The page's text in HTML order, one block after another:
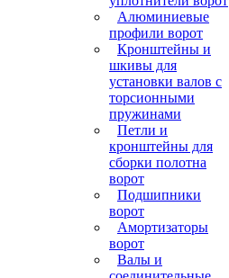
Алюминиевые
профили ворот
Кронштейны и
шкивы для
установки валов с
торсионными
пружинами
Петли и
кронштейны для
сборки полотна
ворот
Подшипники
ворот
Амортизаторы
ворот
Валы и